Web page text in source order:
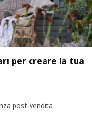
per creare la tua
post-vendita